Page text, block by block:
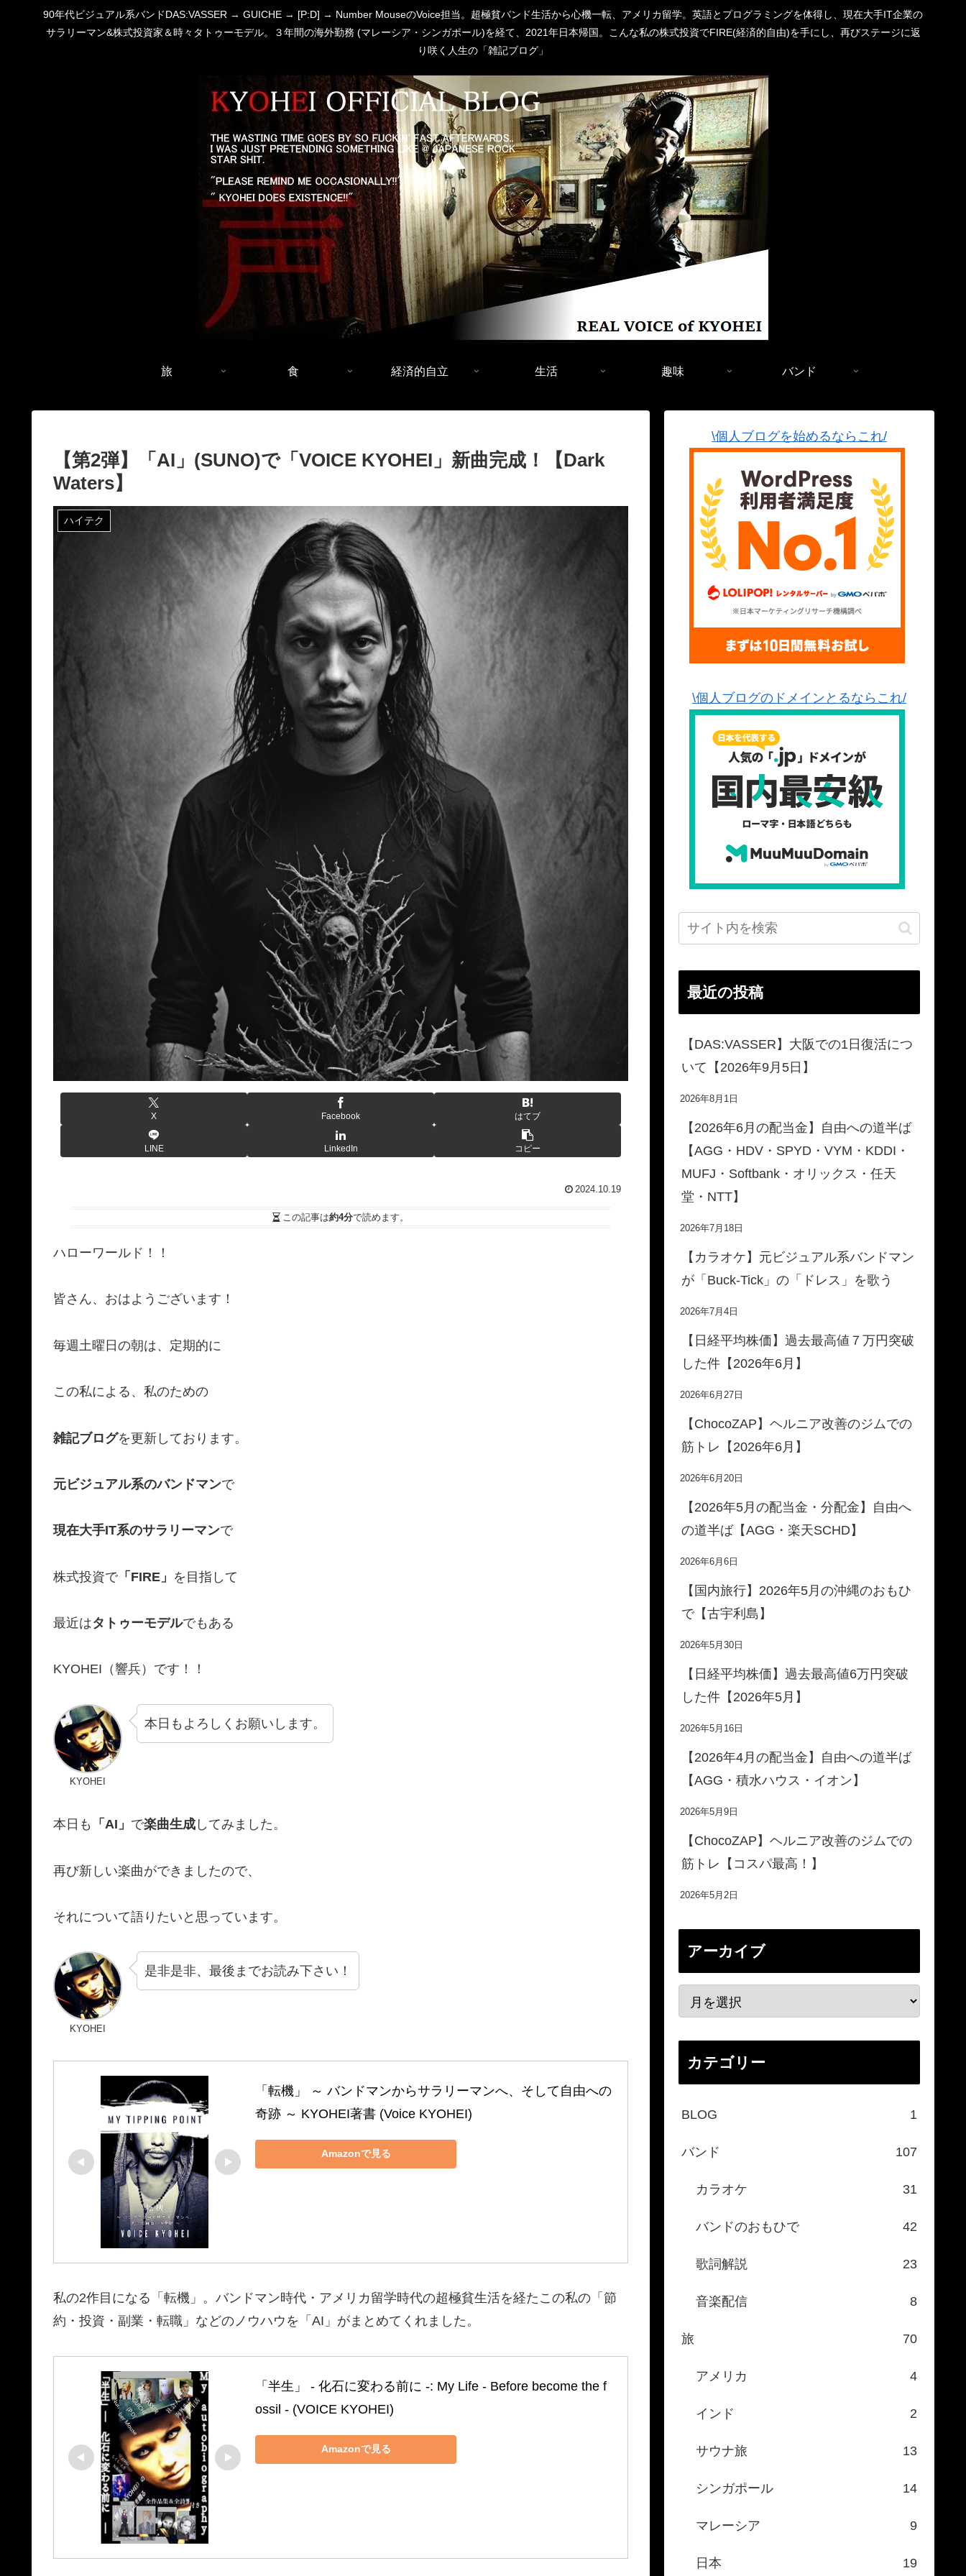
90年代ビジュアル系バンドDAS:VASSER → GUICHE → [P:D] → Number MouseのVoice担当。超極貧バンド生活から心機一転、アメリカ留学。英語とプログラミングを体得し、現在大手IT企業の
サラリーマン&株式投資家＆時々タトゥーモデル。３年間の海外勤務 (マレーシア・シンガポール)を経て、2021年日本帰国。こんな私の株式投資でFIRE(経済的自由)を手にし、再びステージに返
り咲く人生の「雑記ブログ」
旅 食 経済的自立 生活 趣味 バンド
【第2弾】「AI」(SUNO)で「VOICE KYOHEI」新曲完成！【Dark
Waters】
ハイテク
X Facebook はてブ
LINE LinkedIn コピー
2024.10.19
この記事は約4分で読めます。
ハローワールド！！
皆さん、おはようございます！
毎週土曜日の朝は、定期的に
この私による、私のための
雑記ブログを更新しております。
元ビジュアル系のバンドマンで
現在大手IT系のサラリーマンで
株式投資で「FIRE」 を目指して
最近はタトゥーモデルでもある
KYOHEI（響兵）です！！
KYOHEI
本日もよろしくお願いします。
本日も 「AI」 で楽曲生成 してみました。
再び新しい楽曲ができましたので、
それについて語りたいと思っています。
KYOHEI
是非是非、最後までお読み下さい！
「転機」 ～ バンドマンからサラリーマンへ、そして自由への
奇跡 ～ KYOHEI著書 (Voice KYOHEI)
Amazonで見る
私の2作目になる「転機」。バンドマン時代・アメリカ留学時代の超極貧生活を経たこの私の「節
約・投資・副業・転職」などのノウハウを「AI」がまとめてくれました。
「半生」 ‐ 化石に変わる前に ‐: My Life ‐ Before become the f
ossil ‐ (VOICE KYOHEI)
Amazonで見る
\個人ブログを始めるならこれ/
\個人ブログのドメインとるならこれ/
最近の投稿
【DAS:VASSER】大阪での1日復活につ
いて【2026年9月5日】
2026年8月1日
【2026年6月の配当金】自由への道半ば
【AGG・HDV・SPYD・VYM・KDDI・
MUFJ・Softbank・オリックス・任天
堂・NTT】
2026年7月18日
【カラオケ】元ビジュアル系バンドマン
が「Buck-Tick」の「ドレス」を歌う
2026年7月4日
【日経平均株価】過去最高値７万円突破
した件【2026年6月】
2026年6月27日
【ChocoZAP】ヘルニア改善のジムでの
筋トレ【2026年6月】
2026年6月20日
【2026年5月の配当金・分配金】自由へ
の道半ば【AGG・楽天SCHD】
2026年6月6日
【国内旅行】2026年5月の沖縄のおもひ
で【古宇利島】
2026年5月30日
【日経平均株価】過去最高値6万円突破
した件【2026年5月】
2026年5月16日
【2026年4月の配当金】自由への道半ば
【AGG・積水ハウス・イオン】
2026年5月9日
【ChocoZAP】ヘルニア改善のジムでの
筋トレ【コスパ最高！】
2026年5月2日
アーカイブ
カテゴリー
BLOG 1
バンド 107
カラオケ 31
バンドのおもひで 42
歌詞解説 23
音楽配信 8
旅 70
アメリカ 4
インド 2
サウナ旅 13
シンガポール 14
マレーシア 9
日本 19